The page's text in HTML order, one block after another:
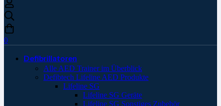
0
Defibrillatoren
Alle AED Trainer im Überblick
Defibtech Lifeline AED Produkte
Lifeline SG
Lifeline SG Geräte
Lifeline SG Sonstiges Zubehör